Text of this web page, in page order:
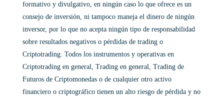
formativo y divulgativo, en ningún caso lo que ofrece es un
consejo de inversión, ni tampoco maneja el dinero de ningún
inversor, por lo que no acepta ningún tipo de responsabilidad
sobre resultados negativos o pérdidas de trading o
Criptotrading. Todos los instrumentos y operativas en
Criptotrading en general, Trading en general, Trading de
Futuros de Criptomonedas o de cualquier otro activo
financiero o criptográfico tienen un alto riesgo de pérdida y no